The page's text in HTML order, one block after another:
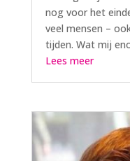
nog voor het
veel mensen –
tijden. Wat mij
Lees meer